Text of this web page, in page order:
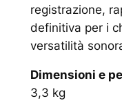
registrazione,
definitiva per i
versatilità
Dimensioni e
3,3 kg